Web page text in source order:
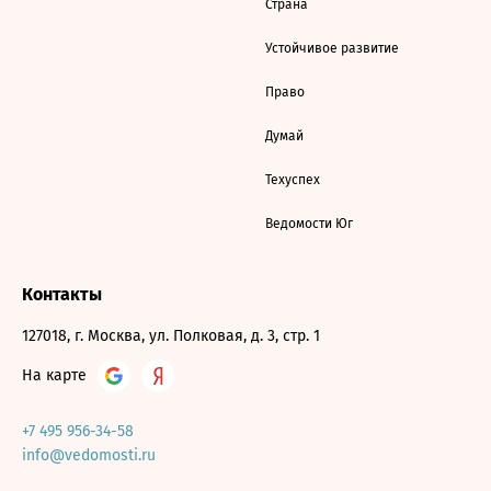
Страна
Устойчивое развитие
Право
Думай
Техуспех
Ведомости Юг
Контакты
127018, г. Москва, ул. Полковая, д. 3, стр. 1
На карте
+7 495 956-34-58
info@vedomosti.ru